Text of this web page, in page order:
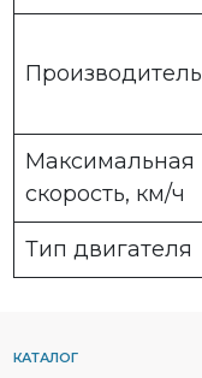
Производитель
Максимальная
скорость, км/ч
Тип двигателя
КАТАЛОГ